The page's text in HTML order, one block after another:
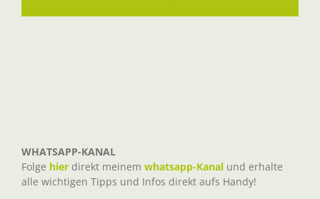
WHATSAPP-KANAL
Folge hier direkt meinem whatsapp-Kanal und erhalte
alle wichtigen Tipps und Infos direkt aufs Handy!